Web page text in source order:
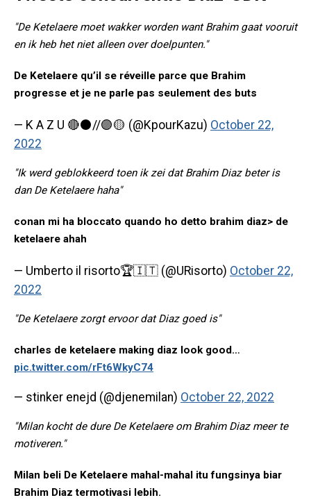
"De Ketelaere moet wakker worden want Brahim gaat vooruit
en ik heb het niet alleen over doelpunten."
De Ketelaere qu’il se réveille parce que Brahim
progresse et je ne parle pas seulement des buts
— K A Z U 🔴⚫️//🟣🟡 (@KpourKazu) October 22,
2022
"Ik werd geblokkeerd toen ik zei dat Brahim Diaz beter is
dan De Ketelaere haha"
conan mi ha bloccato quando ho detto brahim diaz> de
ketelaere ahah
— Umberto il risorto🏆🇮🇹 (@URisorto) October 22,
2022
"De Ketelaere zorgt ervoor dat Diaz goed is"
charles de ketelaere making diaz look good…
pic.twitter.com/rFt6WkyC74
— stinker enejd (@djenemilan) October 22, 2022
"Milan kocht de dure De Ketelaere om Brahim Diaz meer te
motiveren."
Milan beli De Ketelaere mahal-mahal itu fungsinya biar
Brahim Diaz termotivasi lebih.